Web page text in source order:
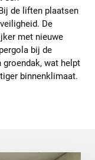
de liften plaatsen
De
met nieuwe
bij de
wat helpt
binnenklimaat.